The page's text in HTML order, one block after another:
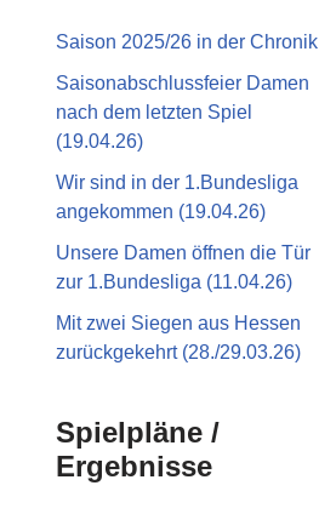
Saison 2025/26 in der Chronik
Saisonabschlussfeier Damen
nach dem letzten Spiel
(19.04.26)
Wir sind in der 1.Bundesliga
angekommen (19.04.26)
Unsere Damen öffnen die Tür
zur 1.Bundesliga (11.04.26)
Mit zwei Siegen aus Hessen
zurückgekehrt (28./29.03.26)
Spielpläne /
Ergebnisse